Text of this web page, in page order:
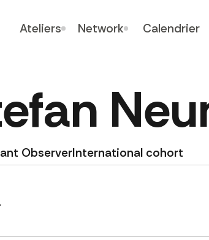
Ateliers Network Calendrier
ObserverInternational cohort